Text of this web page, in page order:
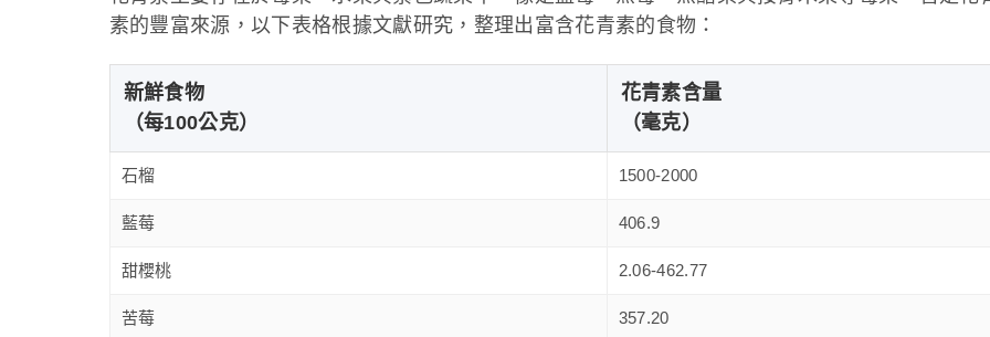
素的豐富來源，以下表格根據文獻研究，整理出富含花青素的食物：
新鮮食物
（每100公克）
花青素含量
（毫克）
石榴 1500-2000
藍莓 406.9
甜櫻桃 2.06-462.77
苦莓 357.20